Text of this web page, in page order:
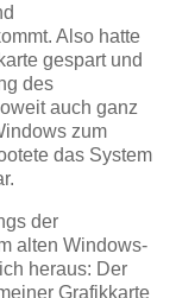
Also hatte
gespart und
des
auch ganz
zum
das System
der
alten Windows-
heraus: Der
Grafikkarte